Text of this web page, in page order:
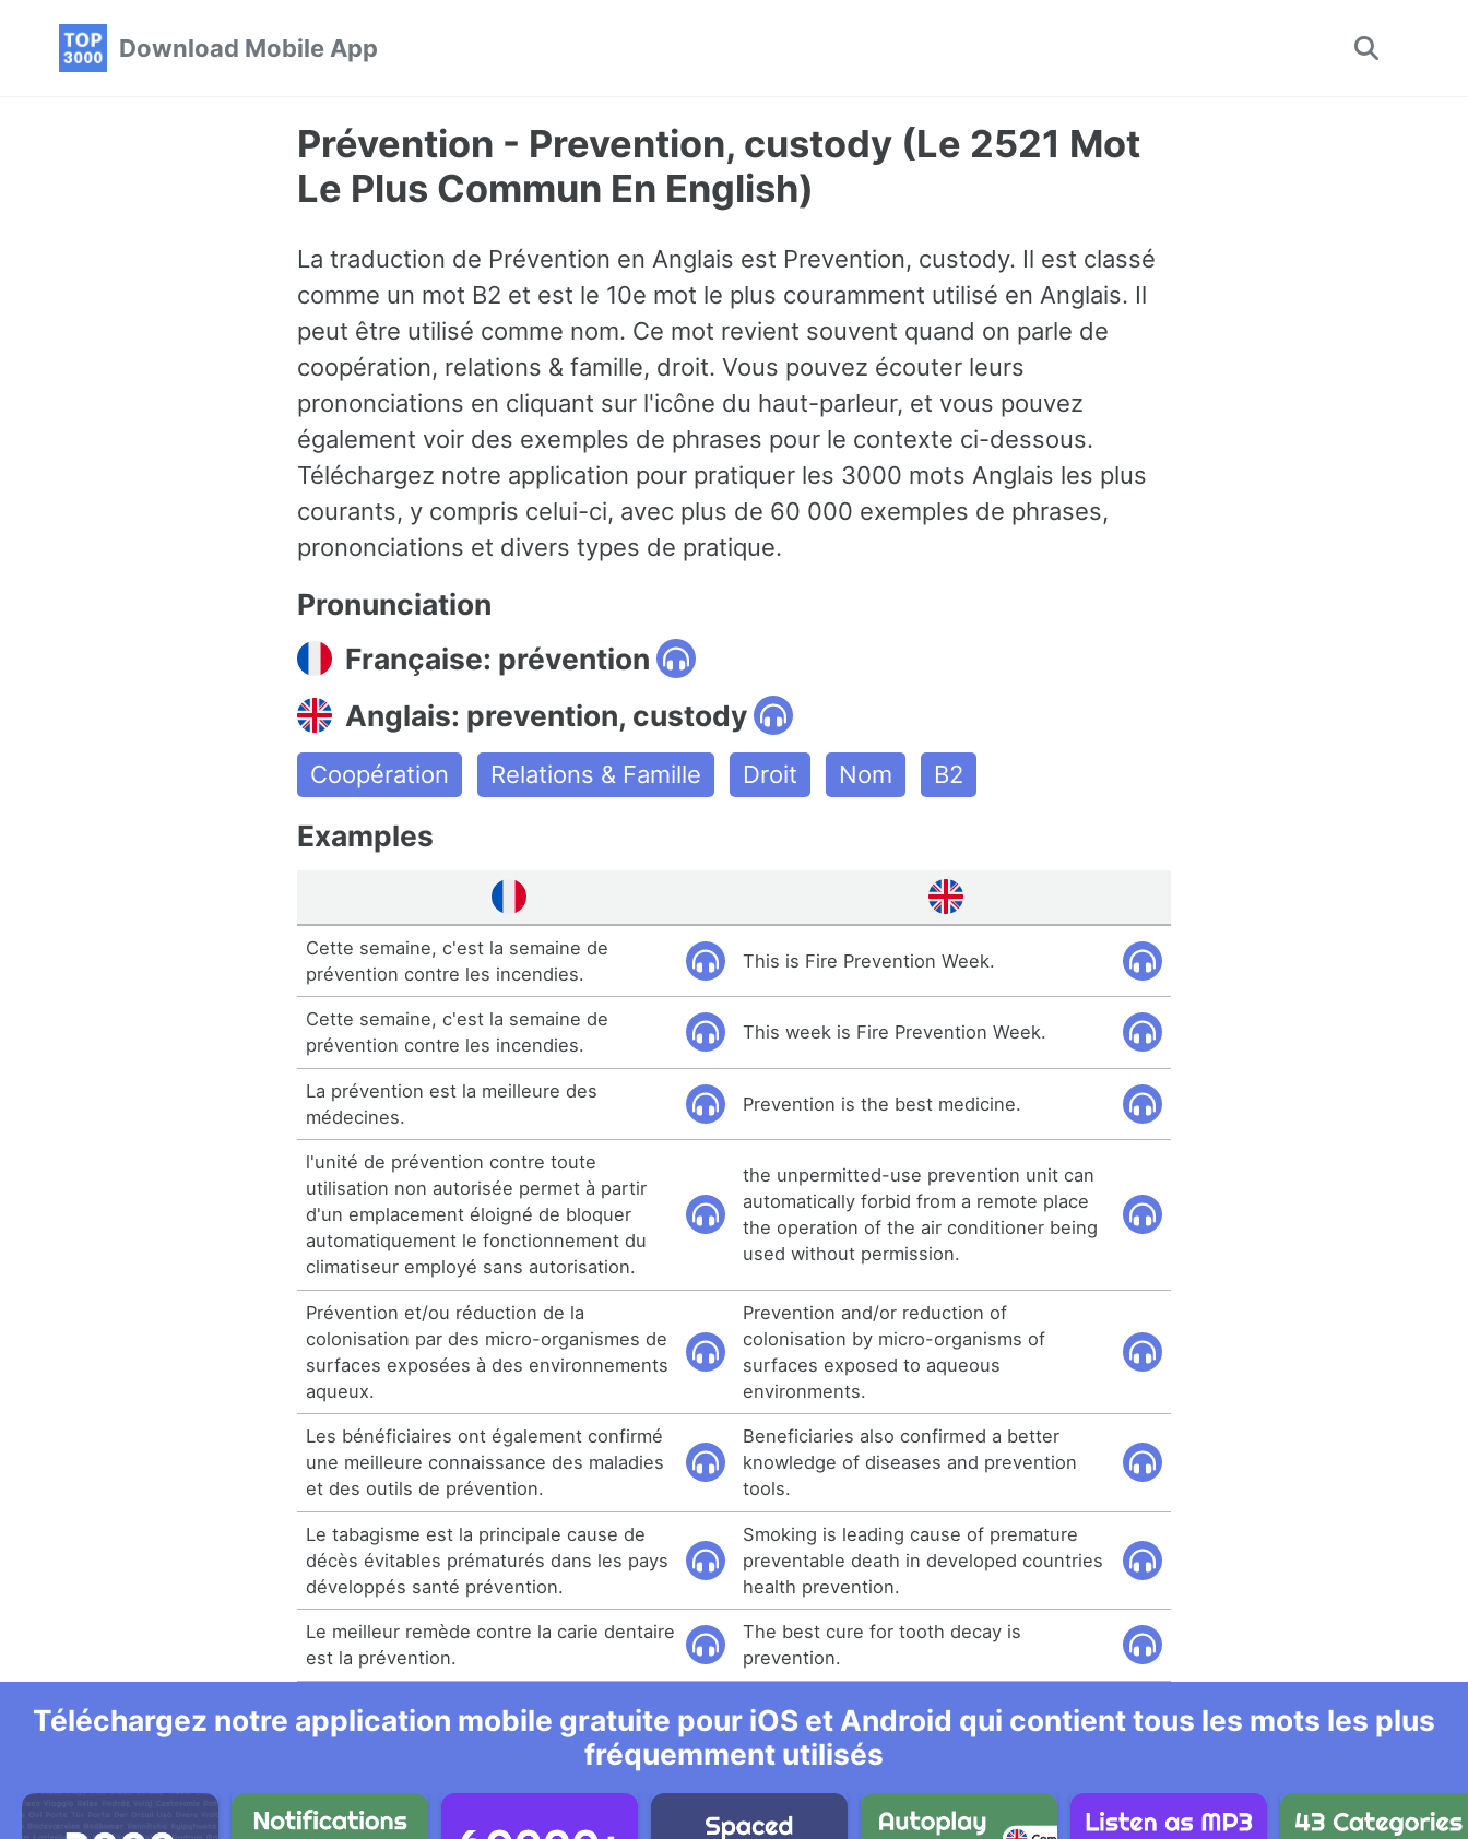
Download Mobile App
Toggle
Prévention - Prevention, custody (Le 2521 Mot
Le Plus Commun En English)
La traduction de Prévention en Anglais est Prevention, custody. Il est classé
comme un mot B2 et est le 10e mot le plus couramment utilisé en Anglais. Il
peut être utilisé comme nom. Ce mot revient souvent quand on parle de
coopération, relations & famille, droit. Vous pouvez écouter leurs
prononciations en cliquant sur l'icône du haut-parleur, et vous pouvez
également voir des exemples de phrases pour le contexte ci-dessous.
Téléchargez notre application pour pratiquer les 3000 mots Anglais les plus
courants, y compris celui-ci, avec plus de 60 000 exemples de phrases,
prononciations et divers types de pratique.
Pronunciation
Française: prévention
Anglais: prevention, custody
Coopération Relations & Famille Droit Nom B2
Examples
Cette semaine, c'est la semaine de
prévention contre les incendies.
This is Fire Prevention Week.
Cette semaine, c'est la semaine de
prévention contre les incendies.
This week is Fire Prevention Week.
La prévention est la meilleure des
médecines.
Prevention is the best medicine.
l'unité de prévention contre toute
utilisation non autorisée permet à partir
d'un emplacement éloigné de bloquer
automatiquement le fonctionnement du
climatiseur employé sans autorisation.
the unpermitted-use prevention unit can
automatically forbid from a remote place
the operation of the air conditioner being
used without permission.
Prévention et/ou réduction de la
colonisation par des micro-organismes de
surfaces exposées à des environnements
aqueux.
Prevention and/or reduction of
colonisation by micro-organisms of
surfaces exposed to aqueous
environments.
Les bénéficiaires ont également confirmé
une meilleure connaissance des maladies
et des outils de prévention.
Beneficiaries also confirmed a better
knowledge of diseases and prevention
tools.
Le tabagisme est la principale cause de
décès évitables prématurés dans les pays
développés santé prévention.
Smoking is leading cause of premature
preventable death in developed countries
health prevention.
Le meilleur remède contre la carie dentaire
est la prévention.
The best cure for tooth decay is
prevention.
Téléchargez notre application mobile gratuite pour iOS et Android qui contient tous les mots les plus
fréquemment utilisés